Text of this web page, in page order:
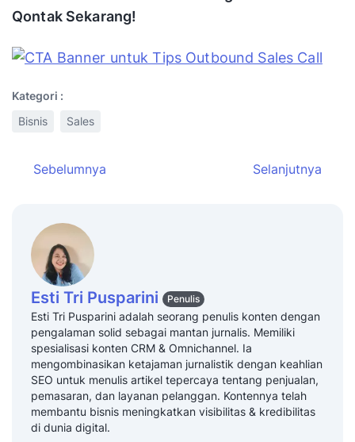
Qontak Sekarang!
Kategori :
Bisnis
Sales
Sebelumnya Selanjutnya
Esti Tri Pusparini Penulis
Esti Tri Pusparini adalah seorang penulis konten dengan
pengalaman solid sebagai mantan jurnalis. Memiliki
spesialisasi konten CRM & Omnichannel. Ia
mengombinasikan ketajaman jurnalistik dengan keahlian
SEO untuk menulis artikel tepercaya tentang penjualan,
pemasaran, dan layanan pelanggan. Kontennya telah
membantu bisnis meningkatkan visibilitas & kredibilitas
di dunia digital.